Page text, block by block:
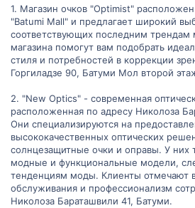
1. Магазин очков "Optimist"
"Batumi Mall" и предлагает широкий
соответствующих последним трендам
магазина помогут вам подобрать
стиля и потребностей в коррекции
Горгиладзе 90, Батуми Мол второй
2. "New Optics" - современная
расположенная по адресу Николоза
Они специализируются на
высококачественных оптических
солнцезащитные очки и оправы. У них
модные и функциональные модели,
тенденциям моды. Клиенты отмечают
обслуживания и профессионализм
Николоза Бараташвили 41, Батуми.